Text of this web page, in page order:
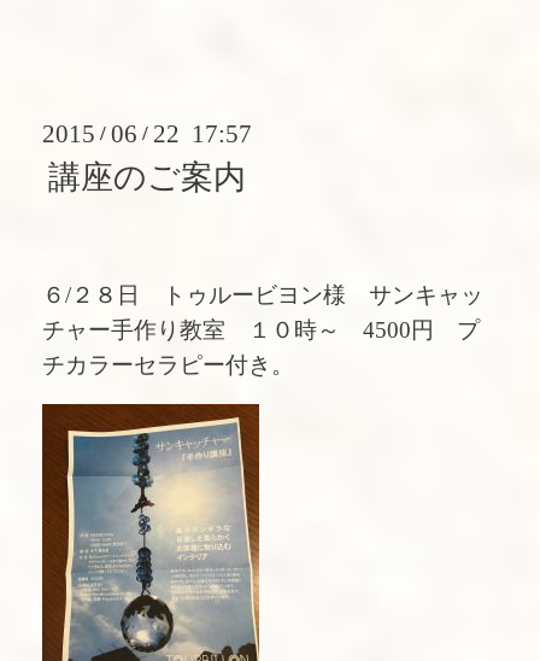
2015 / 06 / 22 17:57
講座のご案内
６/２８日 トゥルービヨン様 サンキャッ
チャー手作り教室 １０時～ 4500円 プ
チカラーセラピー付き。